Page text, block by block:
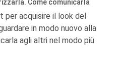
Come comunicarla
per acquisire il look del
in modo nuovo alla
agli altri nel modo più